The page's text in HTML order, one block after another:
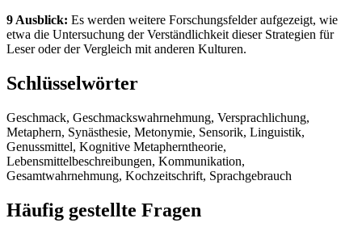
9 Ausblick: Es werden weitere Forschungsfelder aufgezeigt, wie
etwa die Untersuchung der Verständlichkeit dieser Strategien für
Leser oder der Vergleich mit anderen Kulturen.
Schlüsselwörter
Geschmack, Geschmackswahrnehmung, Versprachlichung,
Metaphern, Synästhesie, Metonymie, Sensorik, Linguistik,
Genussmittel, Kognitive Metapherntheorie,
Lebensmittelbeschreibungen, Kommunikation,
Gesamtwahrnehmung, Kochzeitschrift, Sprachgebrauch
Häufig gestellte Fragen